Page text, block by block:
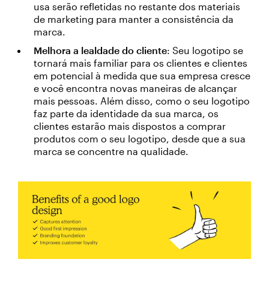
usa serão refletidas no restante dos materiais
de marketing para manter a consistência da
marca.
Melhora a lealdade do cliente: Seu logotipo se
tornará mais familiar para os clientes e clientes
em potencial à medida que sua empresa cresce
e você encontra novas maneiras de alcançar
mais pessoas. Além disso, como o seu logotipo
faz parte da identidade da sua marca, os
clientes estarão mais dispostos a comprar
produtos com o seu logotipo, desde que a sua
marca se concentre na qualidade.